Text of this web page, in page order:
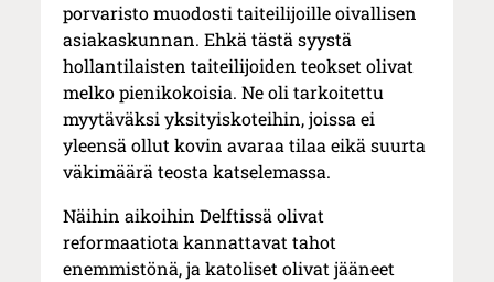
porvaristo muodosti taiteilijoille oivallisen
asiakaskunnan. Ehkä tästä syystä
hollantilaisten taiteilijoiden teokset olivat
melko pienikokoisia. Ne oli tarkoitettu
myytäväksi yksityiskoteihin, joissa ei
yleensä ollut kovin avaraa tilaa eikä suurta
väkimäärä teosta katselemassa.
Näihin aikoihin Delftissä olivat
reformaatiota kannattavat tahot
enemmistönä, ja katoliset olivat jääneet